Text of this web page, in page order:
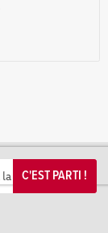
C'EST PARTI !